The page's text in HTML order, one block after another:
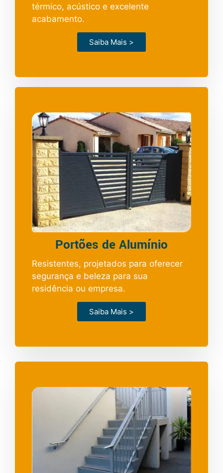
térmico, acústico e excelente
acabamento.
Saiba Mais >
Portões de Alumínio
Resistentes, projetados para oferecer
segurança e beleza para sua
residência ou empresa.
Saiba Mais >